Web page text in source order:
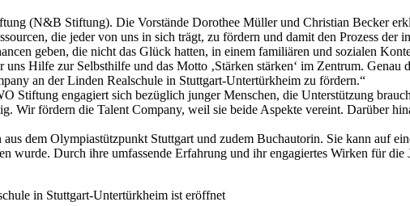
(N&B Stiftung). Die Vorstände Dorothee Müller und Christian Becker
die jeder von uns in sich trägt, zu fördern und damit den Prozess der
geben, die nicht das Glück hatten, in einem familiären und sozialen
Hilfe zur Selbsthilfe und das Motto ‚Stärken stärken‘ im Zentrum. Genau
an der Linden Realschule in Stuttgart-Untertürkheim zu fördern.“
engagiert sich bezüglich junger Menschen, die Unterstützung
Wir fördern die Talent Company, weil sie beide Aspekte vereint. Darüber
dem Olympiastützpunkt Stuttgart und zudem Buchautorin. Sie kann auf
Durch ihre umfassende Erfahrung und ihr engagiertes Wirken für die